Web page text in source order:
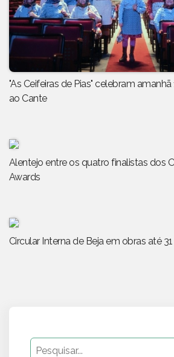
"As Ceifeiras de Pias" celebram
ao Cante
Alentejo entre os quatro finalistas dos
Awards
Circular Interna de Beja em obras até